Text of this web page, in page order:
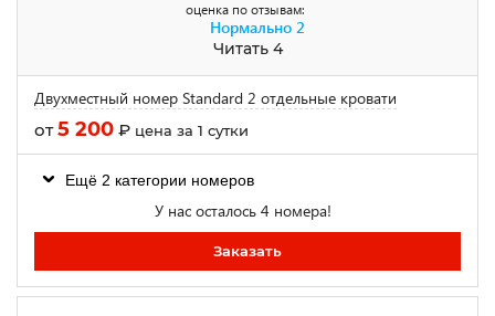
оценка по отзывам:
Нормально 2
Читать 4
Двухместный номер Standard 2 отдельные кровати
от5 200 ₽ цена за 1 сутки
Ещё 2 категории номеров
У нас осталось 4 номера!
Заказать